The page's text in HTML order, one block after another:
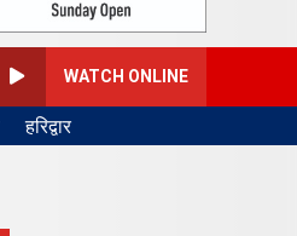
WATCH ONLINE
हरिद्वार